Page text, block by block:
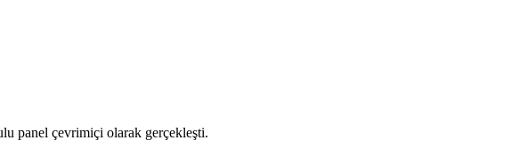
panel çevrimiçi olarak gerçekleşti.